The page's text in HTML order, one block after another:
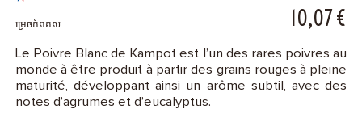
ម្រេចកំពតស 10,07€
Le Poivre Blanc de Kampot est l’un des rares poivres au
monde à être produit à partir des grains rouges à pleine
maturité, développant ainsi un arôme subtil, avec des
notes d’agrumes et d’eucalyptus.
(105 avis)